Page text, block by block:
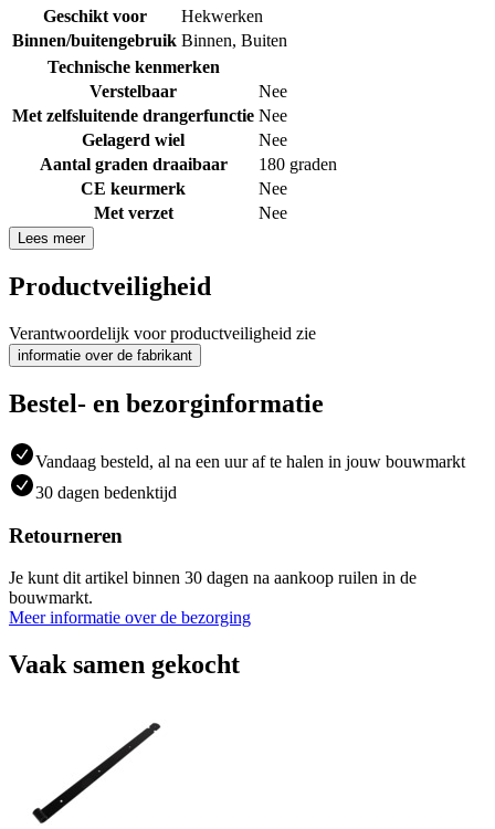
Geschikt voor
Hekwerken
Binnen/buitengebruik Binnen, Buiten
Technische kenmerken
Verstelbaar
Nee
Met zelfsluitende drangerfunctie Nee
Gelagerd wiel
Nee
Aantal graden draaibaar
180 graden
CE keurmerk
Nee
Met verzet
Nee
Lees meer
Productveiligheid
Verantwoordelijk voor productveiligheid zie
informatie over de fabrikant
Bestel- en bezorginformatie
Vandaag besteld, al na een uur af te halen in jouw bouwmarkt
30 dagen bedenktijd
Retourneren
Je kunt dit artikel binnen 30 dagen na aankoop ruilen in de
bouwmarkt.
Meer informatie over de bezorging
Vaak samen gekocht